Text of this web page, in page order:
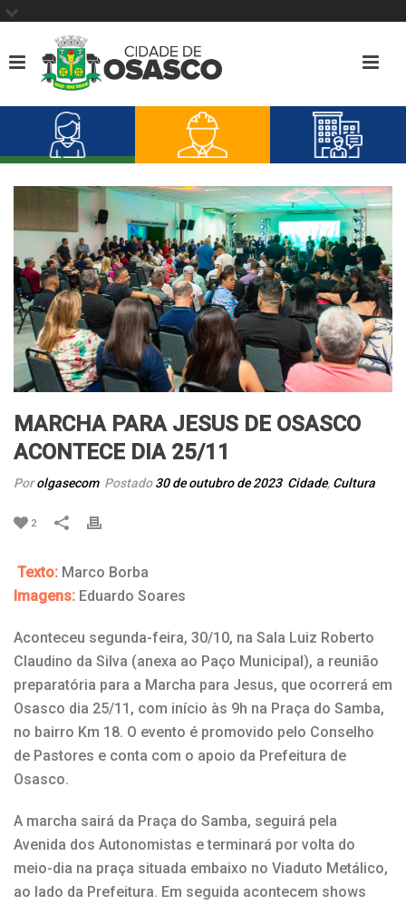
MARCHA PARA JESUS DE OSASCO
ACONTECE DIA 25/11
Porolgasecom Postado30 de outubro de 2023 Cidade, Cultura
2
Texto: Marco Borba
Imagens: Eduardo Soares
Aconteceu segunda-feira, 30/10, na Sala Luiz Roberto
Claudino da Silva (anexa ao Paço Municipal), a reunião
preparatória para a Marcha para Jesus, que ocorrerá em
Osasco dia 25/11, com início às 9h na Praça do Samba,
no bairro Km 18. O evento é promovido pelo Conselho
de Pastores e conta com o apoio da Prefeitura de
Osasco.
A marcha sairá da Praça do Samba, seguirá pela
Avenida dos Autonomistas e terminará por volta do
meio-dia na praça situada embaixo no Viaduto Metálico,
ao lado da Prefeitura. Em seguida acontecem shows